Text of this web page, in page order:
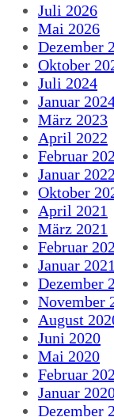
Juli 2026
Mai 2026
Dezember
Oktober
Juli 2024
Januar
März 2023
April 2022
Februar
Januar 2022
Oktober
April 2021
März 2021
Februar
Januar 2021
Dezember
November
August
Juni 2020
Mai 2020
Februar
Januar
Dezember